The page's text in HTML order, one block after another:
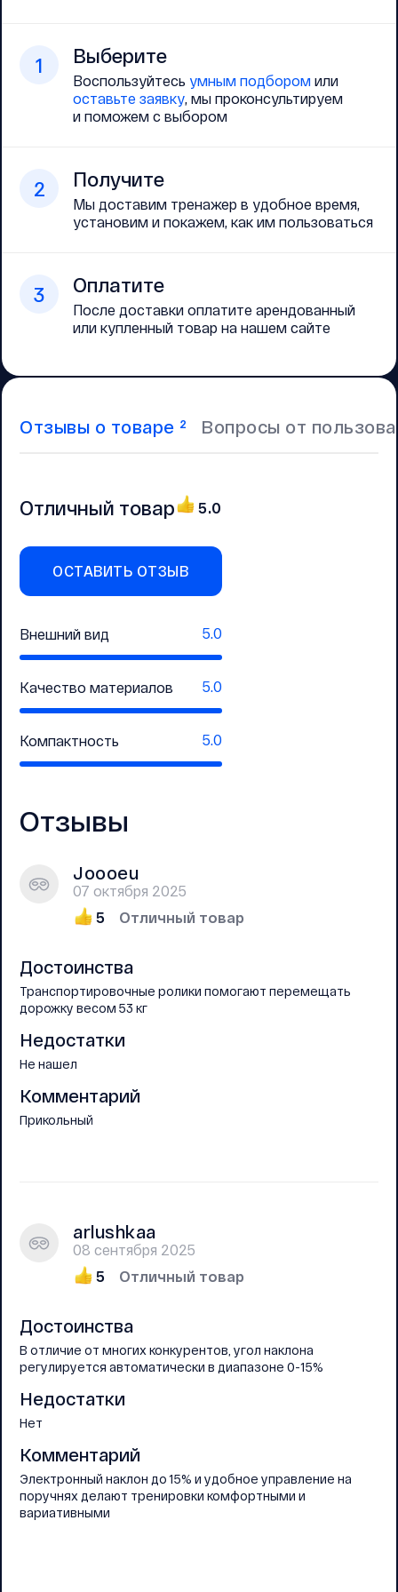
1 Выберите
Воспользуйтесь умным подбором или
оставьте заявку, мы проконсультируем
и поможем с выбором
2 Получите
Мы доставим тренажер в удобное время,
установим и покажем, как им пользоваться
3 Оплатите
После доставки оплатите арендованный
или купленный товар на нашем сайте
Отзывы о товаре 2 Вопросы от
Отзывы
Joooeu
07 октября 2025
5
Отличный товар
Достоинства
Транспортировочные ролики помогают перемещать
дорожку весом 53 кг
Недостатки
Не нашел
Комментарий
Прикольный
arlushkaa
08 сентября 2025
5
Отличный товар
Достоинства
В отличие от многих конкурентов, угол наклона
регулируется автоматически в диапазоне 0-15%
Недостатки
Нет
Комментарий
Электронный наклон до 15% и удобное управление на
поручнях делают тренировки комфортными и
вариативными
Отличный товар 5.0
ОСТАВИТЬ ОТЗЫВ
Внешний вид 5.0
Качество материалов 5.0
Компактность 5.0